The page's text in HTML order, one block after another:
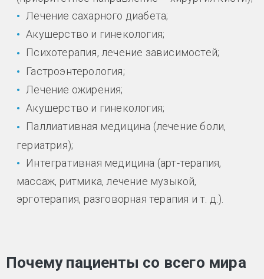
Лечение сахарного диабета;
Акушерство и гинекология;
Психотерапия, лечение зависимостей;
Гастроэнтерология;
Лечение ожирения;
Акушерство и гинекология;
Паллиативная медицина (лечение боли,
гериатрия);
Интегративная медицина (арт-терапия,
массаж, ритмика, лечение музыкой,
эрготерапия, разговорная терапия и т. д.).
Почему пациенты со всего мира